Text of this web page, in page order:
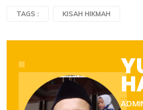
TAGS : KISAH HIKMAH